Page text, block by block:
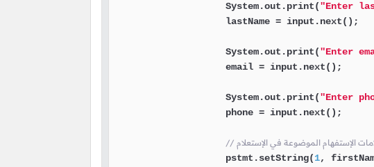
                    System.out.print(
"Enter
                    lastName = input.next();
                    System.out.print(
"Enter
                    email = input.next();
                    System.out.print(
"Enter
                    phone = input.next();
الإستفهام الموضوعة في الإستعلام
                    pstmt.setString(
1,